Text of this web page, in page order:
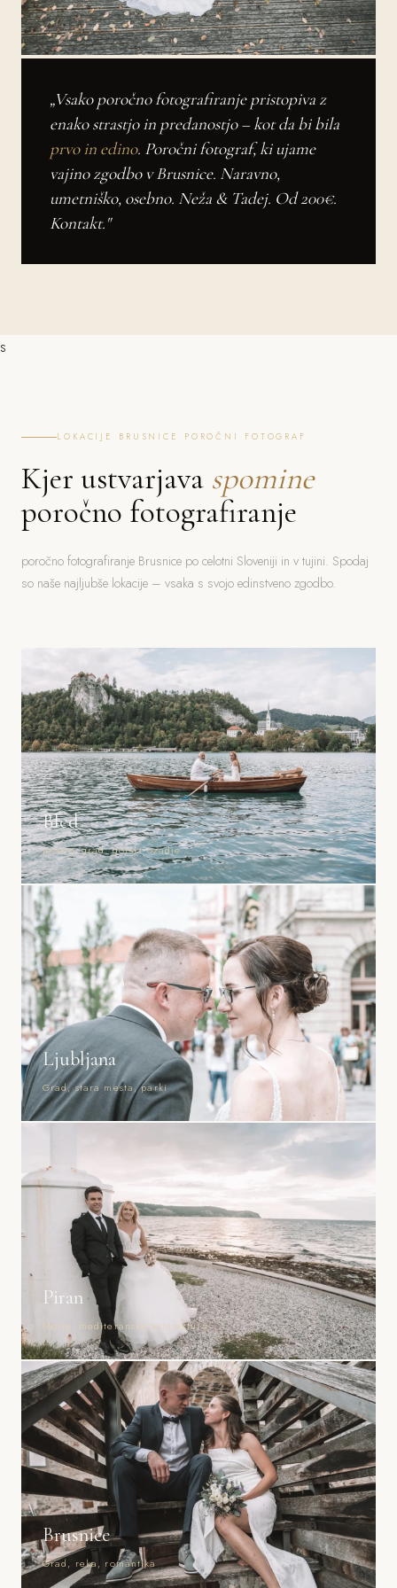
„Vsako poročno fotografiranje pristopiva z
enako strastjo in predanostjo – kot da bi bila
prvo in edino. Poročni fotograf, ki ujame
vajino zgodbo v Brusnice. Naravno,
umetniško, osebno. Neža & Tadej. Od 200€.
Kontakt."
s
LOKACIJE BRUSNICE POROČNI FOTOGRAF
Kjer ustvarjava spomine
poročno fotografiranje
poročno fotografiranje Brusnice po celotni Sloveniji in v tujini. Spodaj
so naše najljubše lokacije – vsaka s svojo edinstveno zgodbo.
Bled
Jezero, grad, gorski ozadje
Ljubljana
Grad, stara mesta, parki
Piran
Morje, mediteranska arhitektura
Brusnice
Grad, reka, romantika